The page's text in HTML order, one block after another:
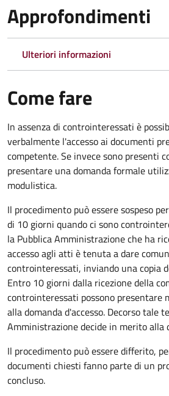
Approfondimenti
Ulteriori informazioni
Come fare
In assenza di controinteressati è
verbalmente l'accesso ai documenti
competente. Se invece sono presenti
presentare una domanda formale
modulistica.
Il procedimento può essere sospeso
di 10 giorni quando ci sono
la Pubblica Amministrazione che ha
accesso agli atti è tenuta a dare
controinteressati, inviando una copia
Entro 10 giorni dalla ricezione della
controinteressati possono presentare
alla domanda d'accesso. Decorso tale
Amministrazione decide in merito alla
Il procedimento può essere differito,
documenti chiesti fanno parte di un
concluso.